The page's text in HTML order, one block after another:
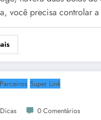
você precisa controlar
Parceiros Super Link
0 Comentários